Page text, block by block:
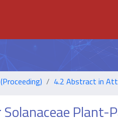
4.2 Abstract in
Plant-